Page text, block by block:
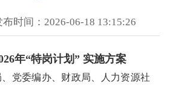
布时间：2026-06-18 13:15:26
年“特岗计划” 实施方案
党委编办、财政局、人力资源社